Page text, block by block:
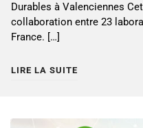
Durables à Valenciennes
collaboration entre 23
France. […]
LIRE LA SUITE